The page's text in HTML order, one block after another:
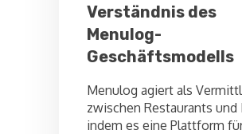
Verständnis des
Menulog-
Geschäftsmodells
Menulog agiert als
zwischen Restaurants und
indem es eine Plattform